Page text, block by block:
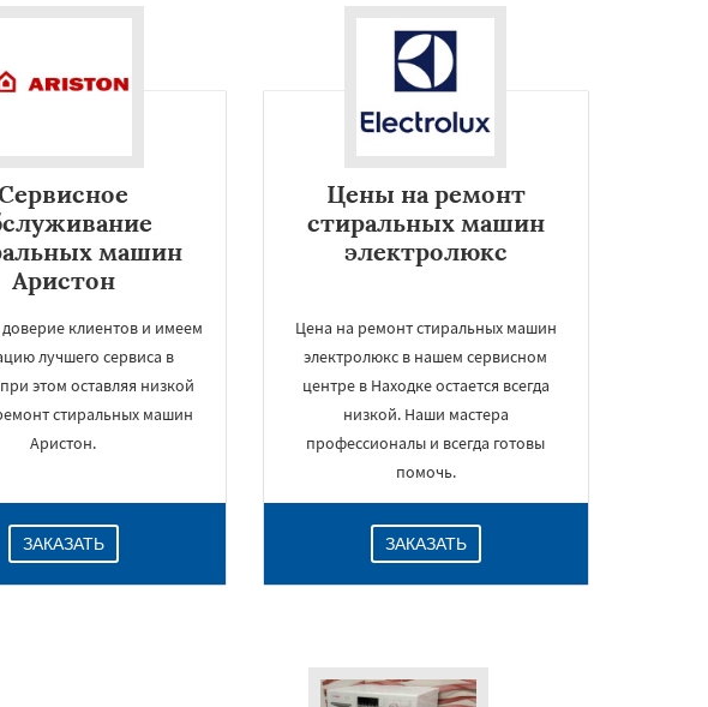
машин
Аристон
клиентов и имеем
лучшего сервиса в
этом оставляя низкой
стиральных машин
Аристон.
ЗАКАЗАТЬ
Цены на ремонт
стиральных машин
электролюкс
Цена на ремонт стиральных машин
электролюкс в нашем сервисном
центре в Находке остается всегда
низкой. Наши мастера
профессионалы и всегда готовы
помочь.
ЗАКАЗАТЬ
×